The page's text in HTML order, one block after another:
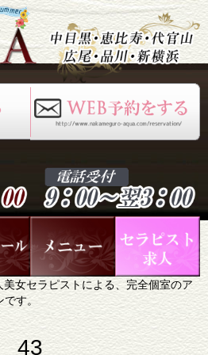
美女セラピストによる、完全個室のア
です。
43